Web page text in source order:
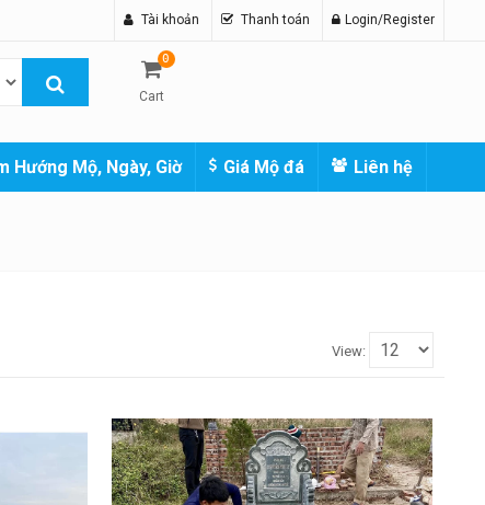
Tài khoản Thanh toán Login/Register
0
Cart
Hướng Mộ, Ngày, Giờ Giá Mộ đá Liên hệ
View: